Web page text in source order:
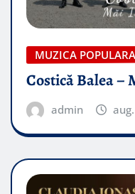
MUZICA POPULARA
Costică Balea –
admin